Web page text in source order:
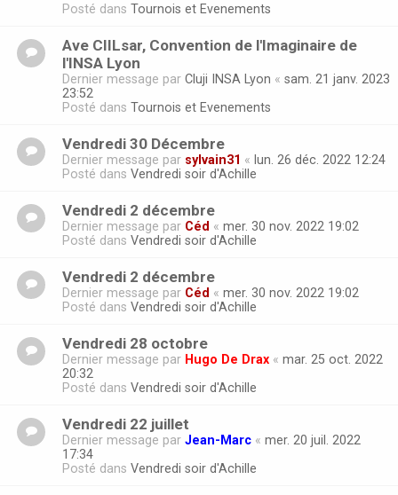
Posté dans Tournois et Evenements
Ave CIILsar, Convention de l'Imaginaire de
l'INSA Lyon
Dernier message par Cluji INSA Lyon « sam. 21 janv. 2023
23:52
Posté dans Tournois et Evenements
Vendredi 30 Décembre
Dernier message par sylvain31 « lun. 26 déc. 2022 12:24
Posté dans Vendredi soir d'Achille
Vendredi 2 décembre
Dernier message par Céd « mer. 30 nov. 2022 19:02
Posté dans Vendredi soir d'Achille
Vendredi 2 décembre
Dernier message par Céd « mer. 30 nov. 2022 19:02
Posté dans Vendredi soir d'Achille
Vendredi 28 octobre
Dernier message par Hugo De Drax « mar. 25 oct. 2022
20:32
Posté dans Vendredi soir d'Achille
Vendredi 22 juillet
Dernier message par Jean-Marc « mer. 20 juil. 2022
17:34
Posté dans Vendredi soir d'Achille